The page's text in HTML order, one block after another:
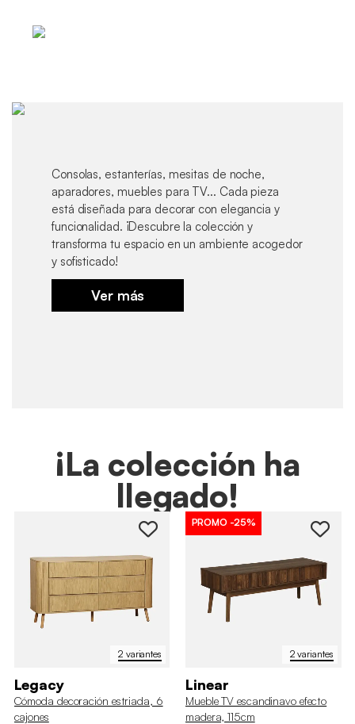
Consolas, estanterías, mesitas de noche,
aparadores, muebles para TV... Cada pieza
está diseñada para decorar con elegancia y
funcionalidad. ¡Descubre la colección y
transforma tu espacio en un ambiente acogedor
y sofisticado!
Ver más
¡La colección ha
llegado!
2 variantes
Legacy
Cómoda decoración estriada, 6
cajones
2 variantes
PROMO -25%
Linear
Mueble TV escandinavo efecto
madera, 115cm